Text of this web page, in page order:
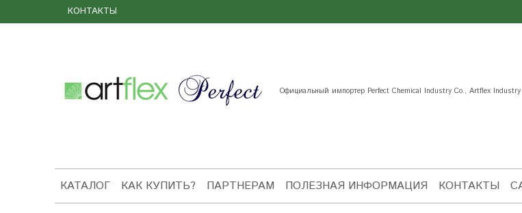
КОНТАКТЫ
Официальный импортер Perfect Chemical Industry Co., Artflex Industry
КАТАЛОГ КАК КУПИТЬ? ПАРТНЕРАМ ПОЛЕЗНАЯ ИНФОРМАЦИЯ КОНТАКТЫ